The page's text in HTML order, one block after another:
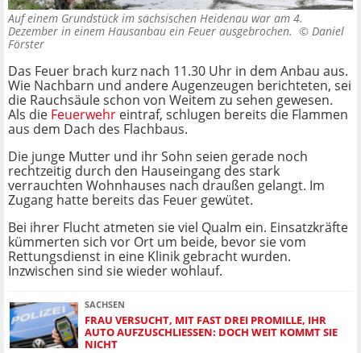
Auf einem Grundstück im sächsischen Heidenau war am 4.
Dezember in einem Hausanbau ein Feuer ausgebrochen. © Daniel
Förster
Das Feuer brach kurz nach 11.30 Uhr in dem Anbau aus.
Wie Nachbarn und andere Augenzeugen berichteten, sei
die Rauchsäule schon von Weitem zu sehen gewesen.
Als die Feuerwehr eintraf, schlugen bereits die Flammen
aus dem Dach des Flachbaus.
Die junge Mutter und ihr Sohn seien gerade noch
rechtzeitig durch den Hauseingang des stark
verrauchten Wohnhauses nach draußen gelangt. Im
Zugang hatte bereits das Feuer gewütet.
Bei ihrer Flucht atmeten sie viel Qualm ein. Einsatzkräfte
kümmerten sich vor Ort um beide, bevor sie vom
Rettungsdienst in eine Klinik gebracht wurden.
Inzwischen sind sie wieder wohlauf.
SACHSEN
FRAU VERSUCHT, MIT FAST DREI PROMILLE, IHR
AUTO AUFZUSCHLIESSEN: DOCH WEIT KOMMT SIE N
ICHT